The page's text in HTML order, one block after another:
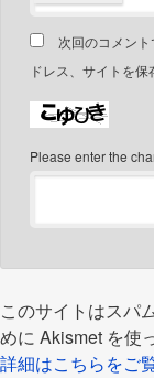
次回のコメン
ドレス、サイトを保
Please enter the
このサイトはスパ
めに Akismet を使
詳細はこちらをご